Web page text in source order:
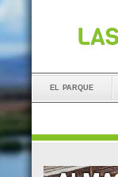
el parque